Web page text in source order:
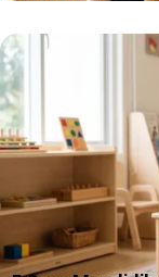
lebih cepat
sering melihat anak
dinosaurus”…